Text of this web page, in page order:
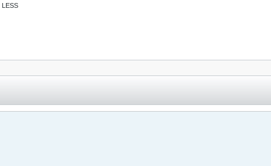
LESS